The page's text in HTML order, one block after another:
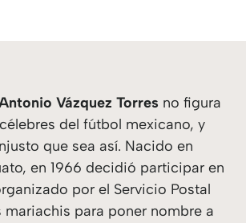
Vázquez Torres no figura
del fútbol mexicano, y
que sea así. Nacido en
en 1966 decidió participar en
por el Servicio Postal
mariachis para poner nombre a